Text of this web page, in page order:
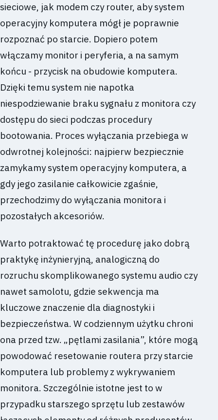
sieciowe, jak modem czy router, aby system
operacyjny komputera mógł je poprawnie
rozpoznać po starcie. Dopiero potem
włączamy monitor i peryferia, a na samym
końcu - przycisk na obudowie komputera.
Dzięki temu system nie napotka
niespodziewanie braku sygnału z monitora czy
dostępu do sieci podczas procedury
bootowania. Proces wyłączania przebiega w
odwrotnej kolejności: najpierw bezpiecznie
zamykamy system operacyjny komputera, a
gdy jego zasilanie całkowicie zgaśnie,
przechodzimy do wyłączania monitora i
pozostałych akcesoriów.
Warto potraktować tę procedurę jako dobrą
praktykę inżynieryjną, analogiczną do
rozruchu skomplikowanego systemu audio czy
nawet samolotu, gdzie sekwencja ma
kluczowe znaczenie dla diagnostyki i
bezpieczeństwa. W codziennym użytku chroni
ona przed tzw. „pętlami zasilania”, które mogą
powodować resetowanie routera przy starcie
komputera lub problemy z wykrywaniem
monitora. Szczególnie istotne jest to w
przypadku starszego sprzętu lub zestawów